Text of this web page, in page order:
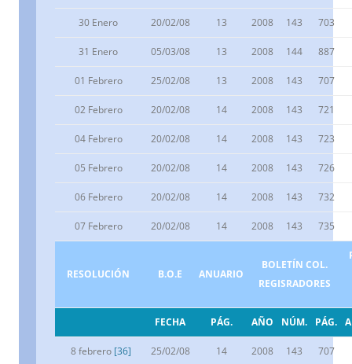
30 Enero 20/02/08 13 2008 143 703
31 Enero 05/03/08 13 2008 144 887
01 Febrero 25/02/08 13 2008 143 707
02 Febrero 20/02/08 14 2008 143 721
04 Febrero 20/02/08 14 2008 143 723
05 Febrero 20/02/08 14 2008 143 726
06 Febrero 20/02/08 14 2008 143 732
07 Febrero 20/02/08 14 2008 143 735
RESOLUCIÓN B.O.E ANUARIO
BOLETÍN COL.
REGISRADORES
FECHA PÁG. AÑO NÚM. PÁG.
8 febrero [36] 25/02/08 14 2008 143 707